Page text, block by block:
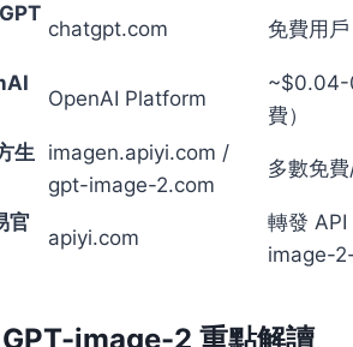
chatgpt.com 免費用
OpenAI Platform
~$0.04-
費）
生
imagen.apiyi.com /
gpt-image-2.com
多數免
官
apiyi.com
轉發
image-
image-2 重點解讀